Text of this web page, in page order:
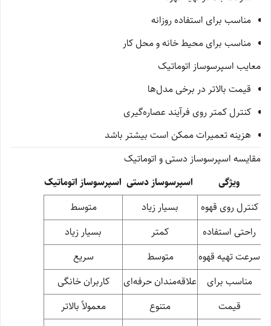
مناسب برای استفاده روزانه
مناسب برای محیط خانه و محل کار
معایب اسپرسوساز اتوماتیک
قیمت بالاتر در برخی مدل‌ها
کنترل کمتر روی فرآیند عصاره‌گیری
هزینه تعمیرات ممکن است بیشتر باشد
مقایسه اسپرسوساز دستی و اتوماتیک
ویژگی
اسپرسوساز دستی اسپرسوساز اتوماتیک
کنترل روی قهوه
بسیار زیاد
متوسط
راحتی استفاده
کمتر
بسیار زیاد
سرعت تهیه قهوه
متوسط
سریع
مناسب برای
علاقه‌مندان حرفه‌ای
کاربران خانگی
قیمت
متنوع
معمولاً بالاتر